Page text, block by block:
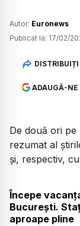
Autor: Euronews
Publicat la: 17/02/
ADAUGĂ-NE
De două ori pe
rezumat al
și, respectiv,
Începe
București.
aproape pline